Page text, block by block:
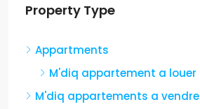
Property Type
Appartments
M'diq appartement a louer
M'diq appartements a vendre